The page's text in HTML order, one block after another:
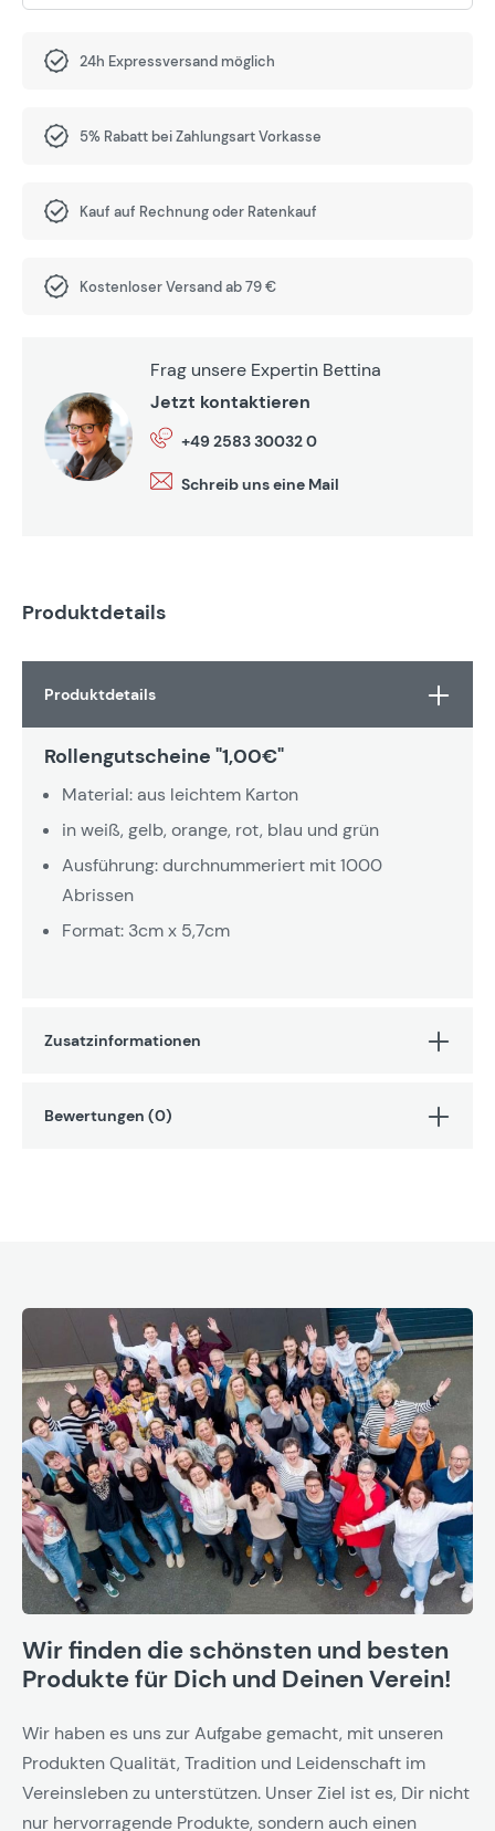
24h Expressversand möglich
5% Rabatt bei Zahlungsart Vorkasse
Kauf auf Rechnung oder Ratenkauf
Kostenloser Versand ab 79 €
Frag unsere Expertin Bettina
Jetzt kontaktieren
+49 2583 30032 0
Schreib uns eine Mail
Produktdetails
Produktdetails
Rollengutscheine "1,00€"
Material: aus leichtem Karton
in weiß, gelb, orange, rot, blau und grün
Ausführung: durchnummeriert mit 1000
Abrissen
Format: 3cm x 5,7cm
Zusatzinformationen
Bewertungen (0)
Wir finden die schönsten und besten
Produkte für Dich und Deinen Verein!
Wir haben es uns zur Aufgabe gemacht, mit unseren
Produkten Qualität, Tradition und Leidenschaft im
Vereinsleben zu unterstützen. Unser Ziel ist es, Dir nicht
nur hervorragende Produkte, sondern auch einen